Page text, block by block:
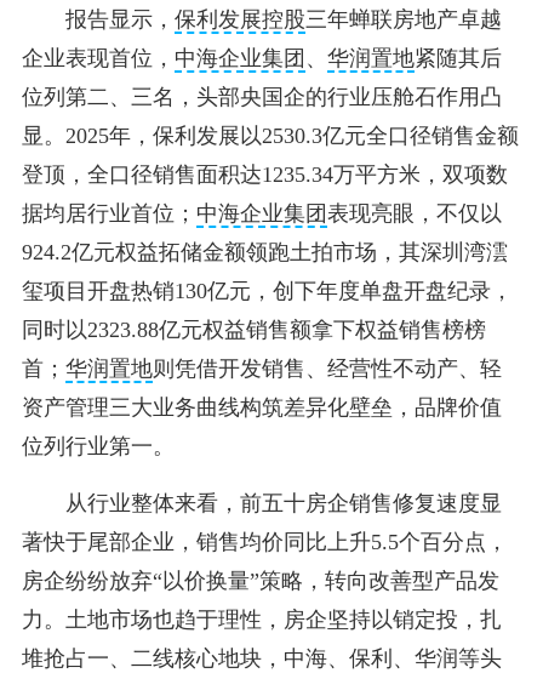
报告显示， 保利发展控股三年蝉联房地产卓越
企业表现首位， 中海企业集团 、 华润置地紧随其后
位列第二、三名，头部央国企的行业压舱石作用凸
显。2025年，保利发展以2530.3亿元全口径销售金额
登顶，全口径销售面积达1235.34万平方米，双项数
据均居行业首位； 中海企业集团表现亮眼，不仅以
924.2亿元权益拓储金额领跑土拍市场，其深圳湾澐
玺项目开盘热销130亿元，创下年度单盘开盘纪录，
同时以2323.88亿元权益销售额拿下权益销售榜榜
首； 华润置地则凭借开发销售、经营性不动产、轻
资产管理三大业务曲线构筑差异化壁垒，品牌价值
位列行业第一。
从行业整体来看，前五十房企销售修复速度显
著快于尾部企业，销售均价同比上升5.5个百分点，
房企纷纷放弃“以价换量”策略，转向改善型产品发
力。土地市场也趋于理性，房企坚持以销定投，扎
堆抢占一、二线核心地块，中海、保利、华润等头